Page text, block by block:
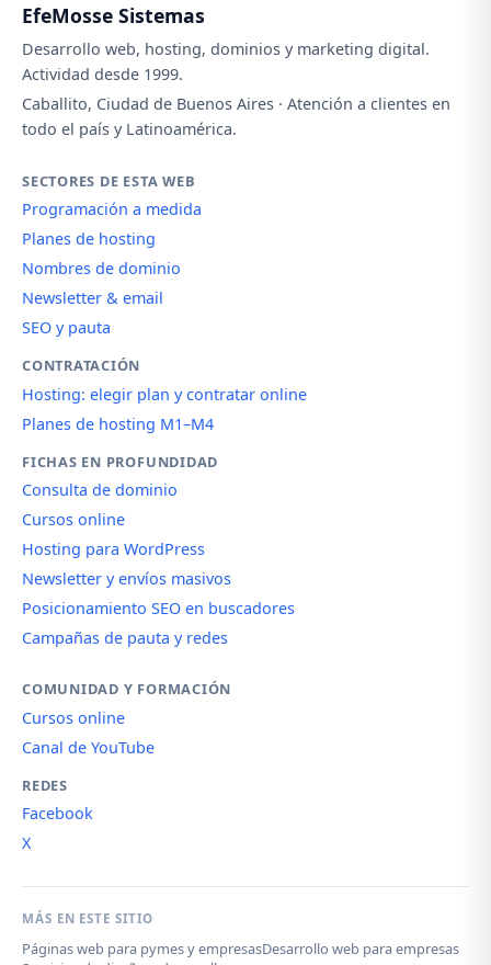
EfeMosse Sistemas
Desarrollo web, hosting, dominios y marketing digital.
Actividad desde 1999.
Caballito, Ciudad de Buenos Aires · Atención a clientes en
todo el país y Latinoamérica.
SECTORES DE ESTA WEB
Programación a medida
Planes de hosting
Nombres de dominio
Newsletter & email
SEO y pauta
CONTRATACIÓN
Hosting: elegir plan y contratar online
Planes de hosting M1–M4
FICHAS EN PROFUNDIDAD
Consulta de dominio
Cursos online
Hosting para WordPress
Newsletter y envíos masivos
Posicionamiento SEO en buscadores
Campañas de pauta y redes
COMUNIDAD Y FORMACIÓN
Cursos online
Canal de YouTube
REDES
Facebook
X
MÁS EN ESTE SITIO
Páginas web para pymes y empresasDesarrollo web para empresas